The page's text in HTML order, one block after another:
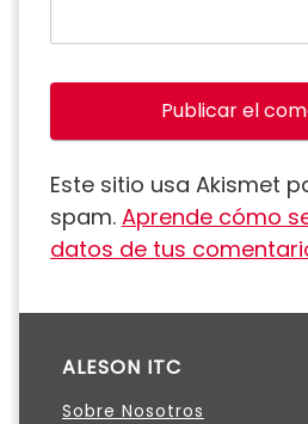
Este sitio usa Akismet
spam. Aprende cómo
datos de tus
ALESON ITC
Sobre Nosotros